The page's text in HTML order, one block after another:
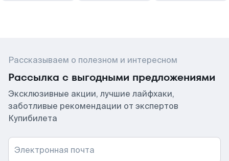
Рассказываем о полезном и интересном
Рассылка с выгодными предложениями
Эксклюзивные акции, лучшие лайфхаки,
заботливые рекомендации от экспертов
Купибилета
Электронная почта